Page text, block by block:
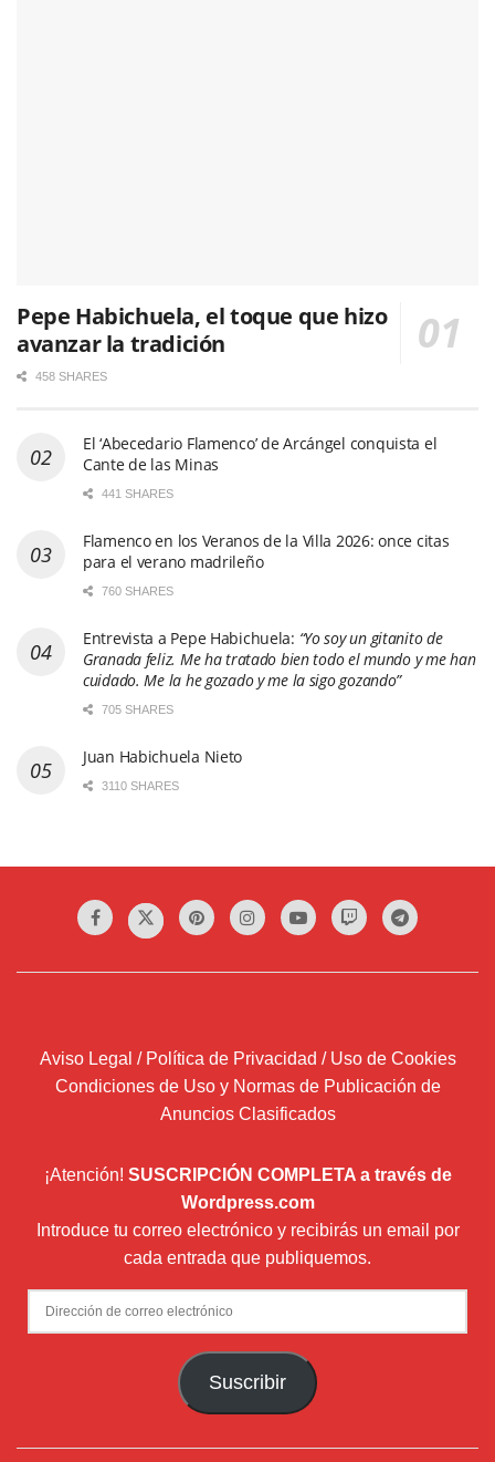
Pepe Habichuela, el toque que hizo
avanzar la tradición
458 SHARES
El ‘Abecedario Flamenco’ de Arcángel conquista el
Cante de las Minas
441 SHARES
Flamenco en los Veranos de la Villa 2026: once citas
para el verano madrileño
760 SHARES
Entrevista a Pepe Habichuela: “Yo soy un gitanito de
Granada feliz. Me ha tratado bien todo el mundo y me han
cuidado. Me la he gozado y me la sigo gozando”
705 SHARES
Juan Habichuela Nieto
3110 SHARES
Aviso Legal / Política de Privacidad / Uso de Cookies
Condiciones de Uso y Normas de Publicación de
Anuncios Clasificados
¡Atención! SUSCRIPCIÓN COMPLETA a través de
Wordpress.com
Introduce tu correo electrónico y recibirás un email por
cada entrada que publiquemos.
Dirección
de
Suscribir